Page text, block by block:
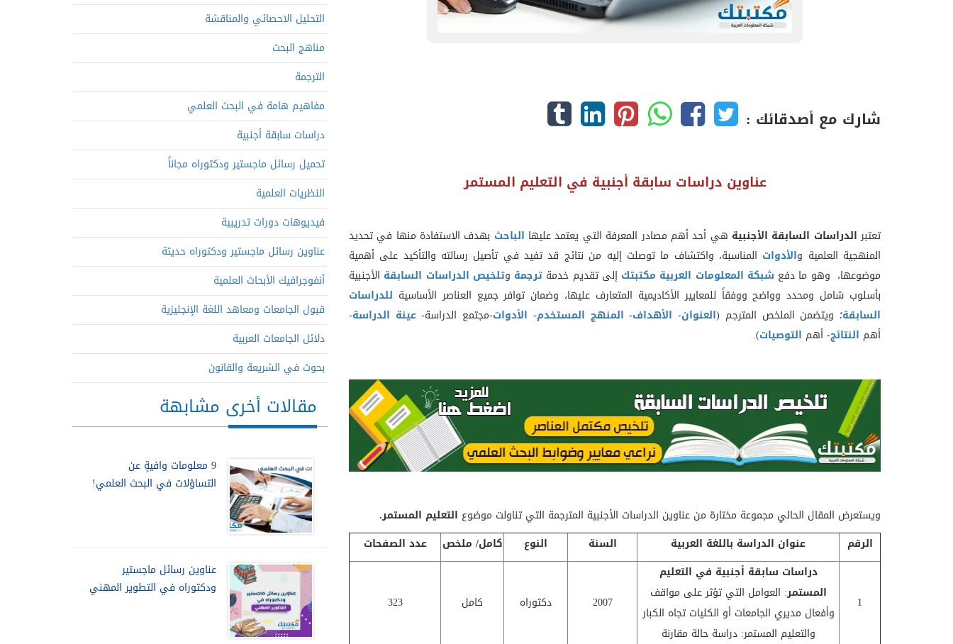
شارك مع أصدقائك :
عناوين دراسات سابقة أجنبية في التعليم المستمر
تعتبرالدراسات السابقة الأجنبية هي أحد أهم مصادر المعرفة التي يعتمد عليها الباحث بهدف الاستفادة منها في تحديد
المنهجية العلمية والأدوات المناسبة، واكتشاف ما توصلت إليه من نتائج قد تفيد في تأصيل رسالته والتأكيد على أهمية
موضوعها، وهو ما دفع شبكة المعلومات العربية مكتبتك إلى تقديم خدمة ترجمة وتلخيص الدراسات السابقة الأجنبية
بأسلوب شامل ومحدد وواضح ووفقاً للمعايير الأكاديمية المتعارف عليها، وضمان توافر جميع العناصر الأساسية للدراسات
السابقة؛ ويتضمن الملخص المترجم (العنوان- الأهداف- المنهج المستخدم- الأدوات-مجتمع الدراسة-عينة الدراسة-
أهم النتائج- أهم التوصيات).
ويستعرض المقال الحالي مجموعة مختارة من عناوين الدراسات الأجنبية المترجمة التي تناولت موضوع التعليم المستمر.
الرقم
عنوان الدراسة باللغة العربية السنة النوع كامل/ ملخص عدد الصفحات
1
دراسات سابقة أجنبية في التعليم
المستمر: العوامل التي تؤثر على مواقف
وأفعال مديري الجامعات أو الكليات تجاه الكبار
والتعليم المستمر: دراسة حالة مقارنة
2007 دكتوراه كامل 323
التحليل الاحصائي والمناقشة
مناهج البحث
الترجمة
مفاهيم هامة في البحث العلمي
دراسات سابقة أجنبية
تحميل رسائل ماجستير ودكتوراه مجاناً
النظريات العلمية
فيديوهات دورات تدريبية
عناوين رسائل ماجستير ودكتوراه حديثة
أنفوجرافيك الأبحاث العلمية
قبول الجامعات ومعاهد اللغة الإنجليزية
دلائل الجامعات العربية
بحوث في الشريعة والقانون
مقالات أخرى مشابهة
9 معلومات وافيةٍ عن
التساؤلات في البحث العلمي!
عناوين رسائل ماجستير
ودكتوراه في التطوير المهني